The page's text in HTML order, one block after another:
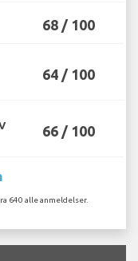
68 / 100
64 / 100
66 / 100
640 alle anmeldelser.